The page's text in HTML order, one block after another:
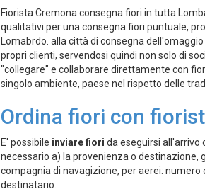
Fiorista Cremona consegna fiori in tutta
qualitativi per una consegna fiori puntuale,
Lomabrdo. alla città di consegna
propri clienti, servendosi quindi non solo di
"collegare" e collaborare direttamente con
singolo ambiente, paese nel rispetto delle
Ordina fiori con
E' possibile inviare fiori da eseguirsi all'arrivo
necessario a) la provenienza o destinazione,
compagnia di navagizione, per aerei:
destinatario.